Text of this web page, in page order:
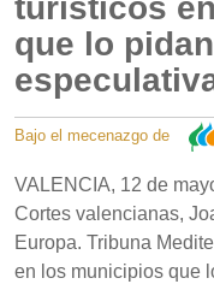
turísticos
que lo
Bajo el mecenazgo de
VALENCIA, 12 de
Cortes valencianas,
Europa. Tribuna
en los municipios que